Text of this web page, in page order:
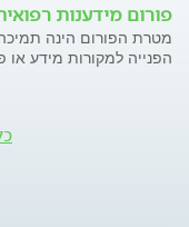
פורום מידענות
מטרת הפורום הינה
הפנייה למקורות מידע